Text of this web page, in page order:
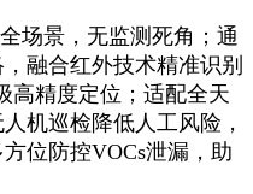
场景，无监测死角；通
融合红外技术精准识别
高精度定位；适配全天
机巡检降低人工风险，
位防控VOCs泄漏，助